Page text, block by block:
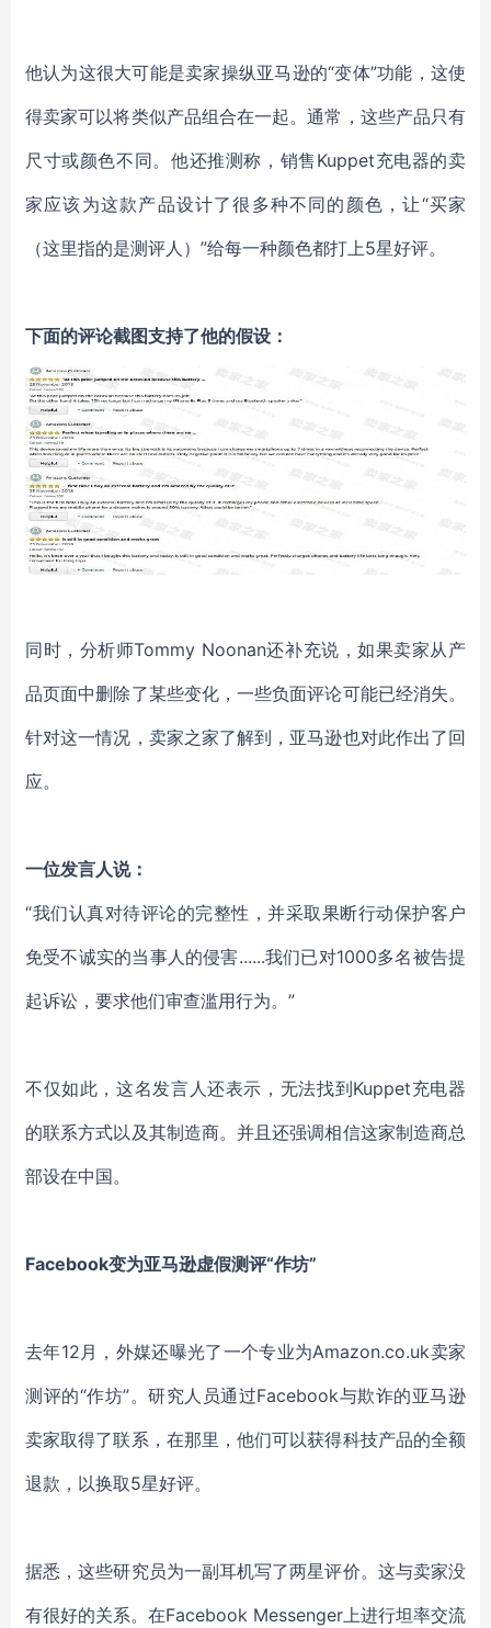
他认为这很大可能是卖家操纵亚马逊的“变体”功能，这使
得卖家可以将类似产品组合在一起。通常，这些产品只有
尺寸或颜色不同。他还推测称，销售Kuppet充电器的卖
家应该为这款产品设计了很多种不同的颜色，让“买家
（这里指的是测评人）”给每一种颜色都打上5星好评。
下面的评论截图支持了他的假设：
同时，分析师Tommy Noonan还补充说，如果卖家从产
品页面中删除了某些变化，一些负面评论可能已经消失。
针对这一情况，卖家之家了解到，亚马逊也对此作出了回
应。
一位发言人说：
“我们认真对待评论的完整性，并采取果断行动保护客户
免受不诚实的当事人的侵害......我们已对1000多名被告提
起诉讼，要求他们审查滥用行为。”
不仅如此，这名发言人还表示，无法找到Kuppet充电器
的联系方式以及其制造商。并且还强调相信这家制造商总
部设在中国。
Facebook变为亚马逊虚假测评“作坊”
去年12月，外媒还曝光了一个专业为Amazon.co.uk卖家
测评的“作坊”。研究人员通过Facebook与欺诈的亚马逊
卖家取得了联系，在那里，他们可以获得科技产品的全额
退款，以换取5星好评。
据悉，这些研究员为一副耳机写了两星评价。这与卖家没
有很好的关系。在Facebook Messenger上进行坦率交流